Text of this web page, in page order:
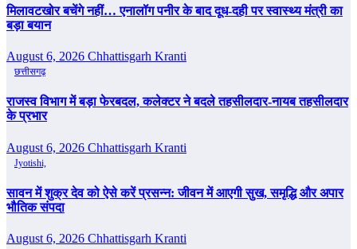
मिलावटखोर बचेंगे नहीं… एनालॉग पनीर के बाद दूध-दही पर स्वास्थ्य मंत्री का
बड़ा बयान
August 6, 2026 Chhattisgarh Kranti
छत्तीसगढ़
राजस्व विभाग में बड़ा फेरबदल, कलेक्टर ने बदले तहसीलदार-नायब तहसीलदार
के प्रभार
August 6, 2026 Chhattisgarh Kranti
Jyotishi,
सावन में शुक्र देव को ऐसे करें प्रसन्न: जीवन में आएगी सुख, समृद्धि और अपार
भौतिक संपदा
August 6, 2026 Chhattisgarh Kranti